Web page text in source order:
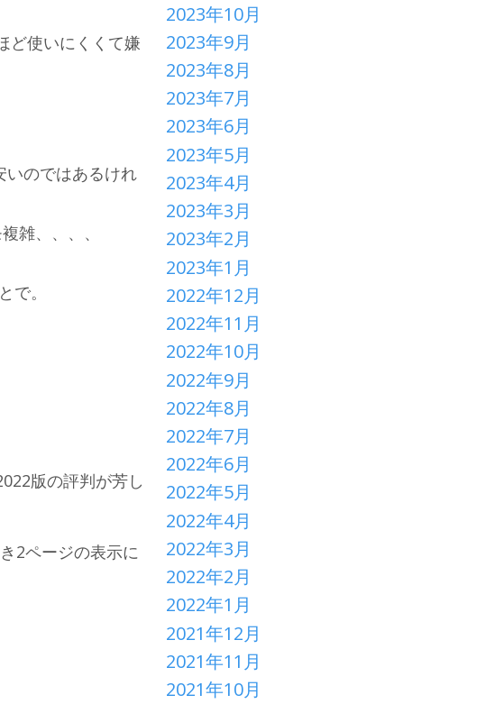
ど使いにくくて嫌
いのではあるけれ
雑、、、、
で。
版の評判が芳し
2ページの表示に
2023年10月
2023年9月
2023年8月
2023年7月
2023年6月
2023年5月
2023年4月
2023年3月
2023年2月
2023年1月
2022年12月
2022年11月
2022年10月
2022年9月
2022年8月
2022年7月
2022年6月
2022年5月
2022年4月
2022年3月
2022年2月
2022年1月
2021年12月
2021年11月
2021年10月